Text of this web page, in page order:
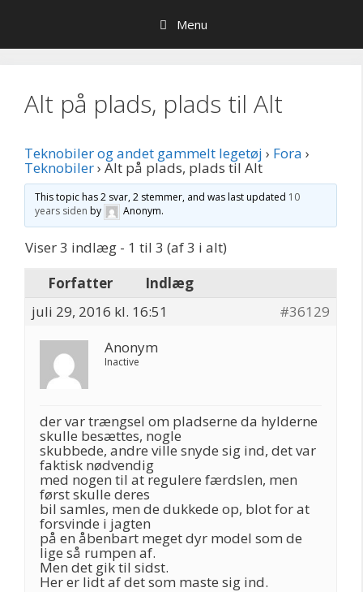
indhold
Menu
Alt på plads, plads til Alt
Teknobiler og andet gammelt legetøj › Fora ›
Teknobiler› Alt på plads, plads til Alt
This topic has 2 svar, 2 stemmer, and was last updated 10
years siden by Anonym.
Viser 3 indlæg - 1 til 3 (af 3 i alt)
Forfatter
Indlæg
juli 29, 2016 kl. 16:51
#36129
Anonym
Inactive
der var trængsel om pladserne da hylderne
skulle besættes, nogle
skubbede, andre ville snyde sig ind, det var
faktisk nødvendig
med nogen til at regulere færdslen, men
først skulle deres
bil samles, men de dukkede op, blot for at
forsvinde i jagten
på en åbenbart meget dyr model som de
lige så rumpen af.
Men det gik til sidst.
Her er lidt af det som maste sig ind.